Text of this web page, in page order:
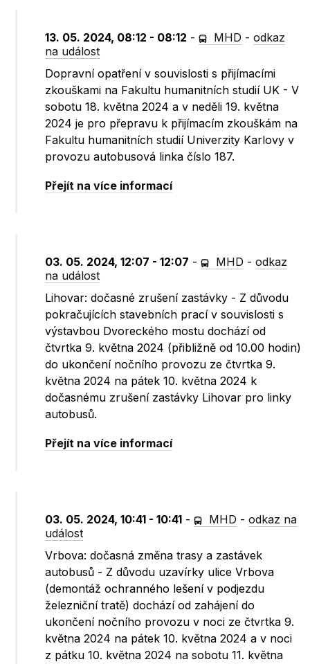
13. 05. 2024, 08:12 - 08:12 - MHD -odkaz
na událost
Dopravní opatření v souvislosti s přijímacími
zkouškami na Fakultu humanitních studií UK - V
sobotu 18. května 2024 a v neděli 19. května
2024 je pro přepravu k přijímacím zkouškám na
Fakultu humanitních studií Univerzity Karlovy v
provozu autobusová linka číslo 187.
Přejít na více informací
03. 05. 2024, 12:07 - 12:07 - MHD -odkaz
na událost
Lihovar: dočasné zrušení zastávky - Z důvodu
pokračujících stavebních prací v souvislosti s
výstavbou Dvoreckého mostu dochází od
čtvrtka 9. května 2024 (přibližně od 10.00 hodin)
do ukončení nočního provozu ze čtvrtka 9.
května 2024 na pátek 10. května 2024 k
dočasnému zrušení zastávky Lihovar pro linky
autobusů.
Přejít na více informací
03. 05. 2024, 10:41 - 10:41 - MHD -odkaz na
událost
Vrbova: dočasná změna trasy a zastávek
autobusů - Z důvodu uzavírky ulice Vrbova
(demontáž ochranného lešení v podjezdu
železniční tratě) dochází od zahájení do
ukončení nočního provozu v noci ze čtvrtka 9.
května 2024 na pátek 10. května 2024 a v noci
z pátku 10. května 2024 na sobotu 11. května